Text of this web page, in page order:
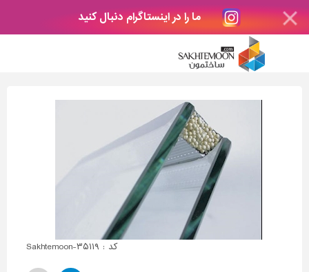
ما را در اینستاگرام دنبال کنید
کد : Sakhtemoon-۳۵۱۱۹